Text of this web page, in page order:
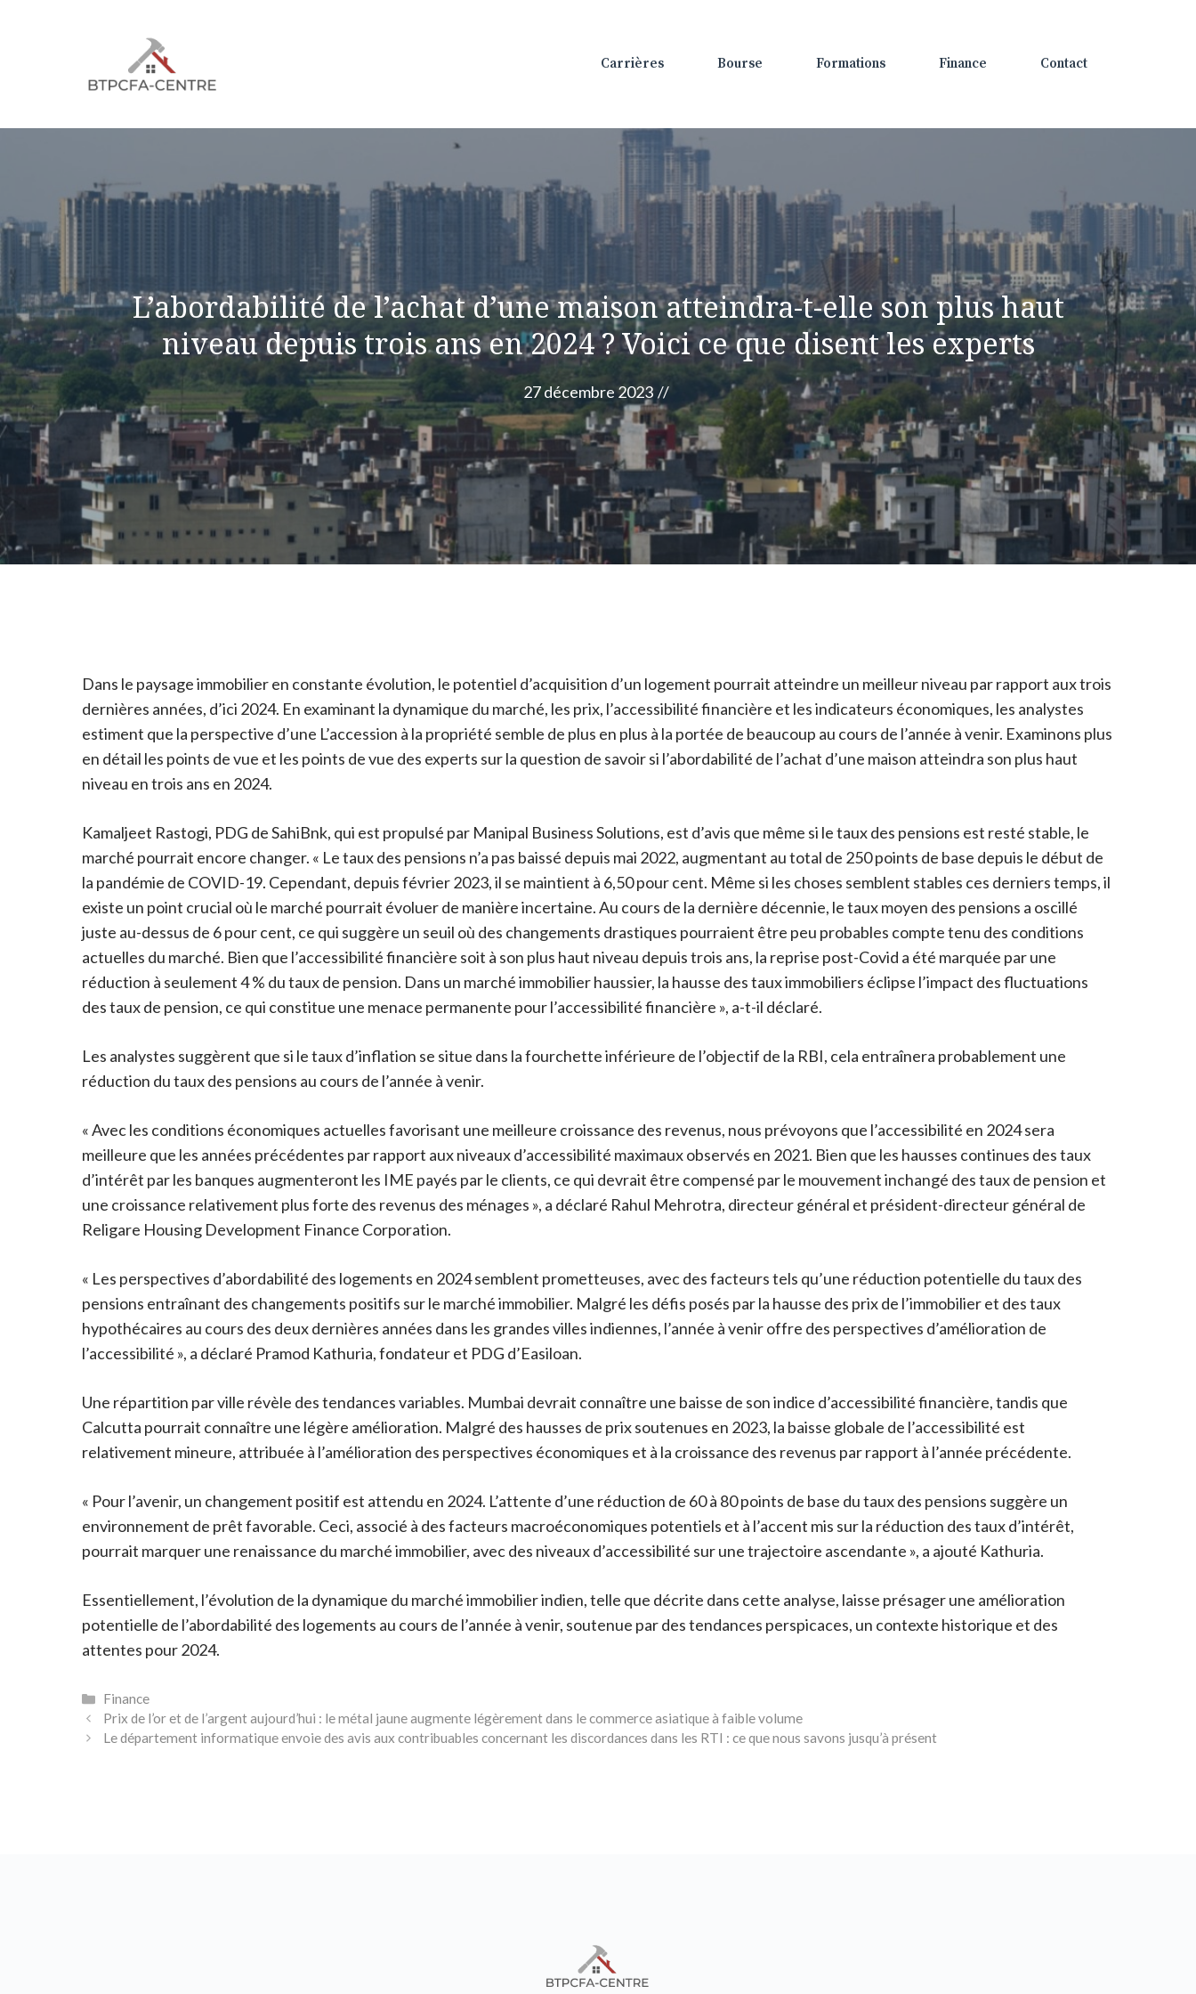
Carrières Bourse Formations Finance Contact
L’abordabilité de l’achat d’une maison atteindra-t-elle son plus haut
niveau depuis trois ans en 2024 ? Voici ce que disent les experts
27 décembre 2023 //
Dans le paysage immobilier en constante évolution, le potentiel d’acquisition d’un logement pourrait atteindre un meilleur niveau par rapport aux trois
dernières années, d’ici 2024. En examinant la dynamique du marché, les prix, l’accessibilité financière et les indicateurs économiques, les analystes
estiment que la perspective d’une L’accession à la propriété semble de plus en plus à la portée de beaucoup au cours de l’année à venir. Examinons plus
en détail les points de vue et les points de vue des experts sur la question de savoir si l’abordabilité de l’achat d’une maison atteindra son plus haut
niveau en trois ans en 2024.
Kamaljeet Rastogi, PDG de SahiBnk, qui est propulsé par Manipal Business Solutions, est d’avis que même si le taux des pensions est resté stable, le
marché pourrait encore changer. « Le taux des pensions n’a pas baissé depuis mai 2022, augmentant au total de 250 points de base depuis le début de
la pandémie de COVID-19. Cependant, depuis février 2023, il se maintient à 6,50 pour cent. Même si les choses semblent stables ces derniers temps, il
existe un point crucial où le marché pourrait évoluer de manière incertaine. Au cours de la dernière décennie, le taux moyen des pensions a oscillé
juste au-dessus de 6 pour cent, ce qui suggère un seuil où des changements drastiques pourraient être peu probables compte tenu des conditions
actuelles du marché. Bien que l’accessibilité financière soit à son plus haut niveau depuis trois ans, la reprise post-Covid a été marquée par une
réduction à seulement 4 % du taux de pension. Dans un marché immobilier haussier, la hausse des taux immobiliers éclipse l’impact des fluctuations
des taux de pension, ce qui constitue une menace permanente pour l’accessibilité financière », a-t-il déclaré.
Les analystes suggèrent que si le taux d’inflation se situe dans la fourchette inférieure de l’objectif de la RBI, cela entraînera probablement une
réduction du taux des pensions au cours de l’année à venir.
« Avec les conditions économiques actuelles favorisant une meilleure croissance des revenus, nous prévoyons que l’accessibilité en 2024 sera
meilleure que les années précédentes par rapport aux niveaux d’accessibilité maximaux observés en 2021. Bien que les hausses continues des taux
d’intérêt par les banques augmenteront les IME payés par le clients, ce qui devrait être compensé par le mouvement inchangé des taux de pension et
une croissance relativement plus forte des revenus des ménages », a déclaré Rahul Mehrotra, directeur général et président-directeur général de
Religare Housing Development Finance Corporation.
« Les perspectives d’abordabilité des logements en 2024 semblent prometteuses, avec des facteurs tels qu’une réduction potentielle du taux des
pensions entraînant des changements positifs sur le marché immobilier. Malgré les défis posés par la hausse des prix de l’immobilier et des taux
hypothécaires au cours des deux dernières années dans les grandes villes indiennes, l’année à venir offre des perspectives d’amélioration de
l’accessibilité », a déclaré Pramod Kathuria, fondateur et PDG d’Easiloan.
Une répartition par ville révèle des tendances variables. Mumbai devrait connaître une baisse de son indice d’accessibilité financière, tandis que
Calcutta pourrait connaître une légère amélioration. Malgré des hausses de prix soutenues en 2023, la baisse globale de l’accessibilité est
relativement mineure, attribuée à l’amélioration des perspectives économiques et à la croissance des revenus par rapport à l’année précédente.
« Pour l’avenir, un changement positif est attendu en 2024. L’attente d’une réduction de 60 à 80 points de base du taux des pensions suggère un
environnement de prêt favorable. Ceci, associé à des facteurs macroéconomiques potentiels et à l’accent mis sur la réduction des taux d’intérêt,
pourrait marquer une renaissance du marché immobilier, avec des niveaux d’accessibilité sur une trajectoire ascendante », a ajouté Kathuria.
Essentiellement, l’évolution de la dynamique du marché immobilier indien, telle que décrite dans cette analyse, laisse présager une amélioration
potentielle de l’abordabilité des logements au cours de l’année à venir, soutenue par des tendances perspicaces, un contexte historique et des
attentes pour 2024.
Catégories
Finance
Prix ​​de l’or et de l’argent aujourd’hui : le métal jaune augmente légèrement dans le commerce asiatique à faible volume
Le département informatique envoie des avis aux contribuables concernant les discordances dans les RTI : ce que nous savons jusqu’à présent